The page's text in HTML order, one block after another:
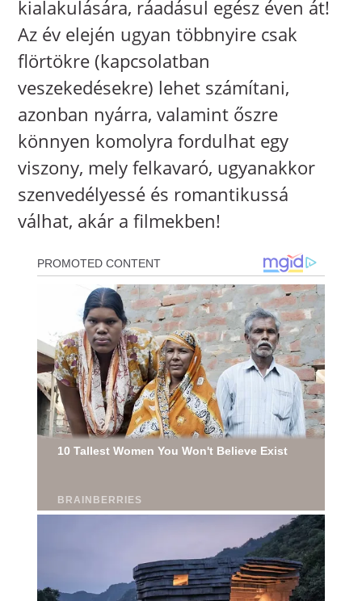
kialakulására, ráadásul egész éven át!
Az év elején ugyan többnyire csak
flörtökre (kapcsolatban
veszekedésekre) lehet számítani,
azonban nyárra, valamint őszre
könnyen komolyra fordulhat egy
viszony, mely felkavaró, ugyanakkor
szenvedélyessé és romantikussá
válhat, akár a filmekben!